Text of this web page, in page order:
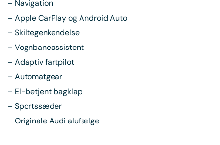
– Navigation
– Apple CarPlay og Android Auto
– Skiltegenkendelse
– Vognbaneassistent
– Adaptiv fartpilot
– Automatgear
– El-betjent bagklap
– Sportssæder
– Originale Audi alufælge